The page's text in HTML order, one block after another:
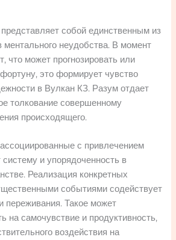
собой единственным из
неудобства. В момент
что может прогнозировать или
это формирует чувство
в Вулкан КЗ. Разум отдает
толкование совершенному
происходящего.
с привлечением
и упорядоченность в
Реализация конкретных
событиями содействует
переживания. Такое может
на самочувствие и продуктивность,
воздействия на